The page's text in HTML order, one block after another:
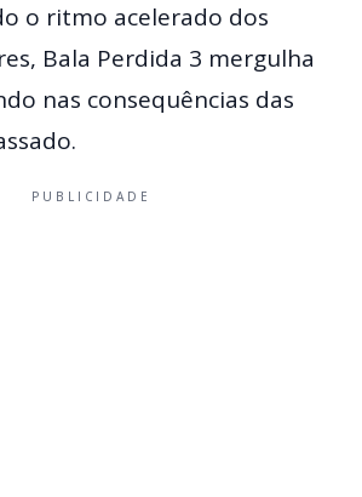
o ritmo acelerado dos
Bala Perdida 3 mergulha
nas consequências das
PUBLICIDADE